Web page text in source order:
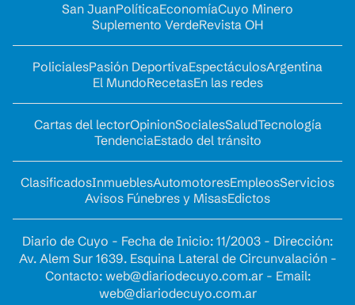
San JuanPolíticaEconomíaCuyo Minero
Suplemento VerdeRevista OH
PolicialesPasión DeportivaEspectáculosArgentina
El MundoRecetasEn las redes
Cartas del lectorOpinionSocialesSaludTecnología
TendenciaEstado del tránsito
ClasificadosInmueblesAutomotoresEmpleosServicios
Avisos Fúnebres y MisasEdictos
Diario de Cuyo - Fecha de Inicio: 11/2003 - Dirección:
Av. Alem Sur 1639. Esquina Lateral de Circunvalación -
Contacto: web@diariodecuyo.com.ar- Email:
web@diariodecuyo.com.ar